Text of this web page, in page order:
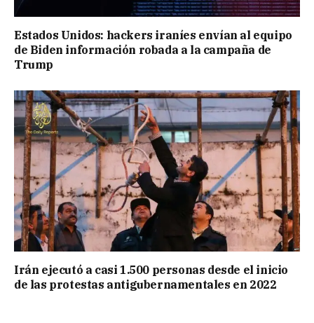
Estados Unidos: hackers iraníes envían al equipo
de Biden información robada a la campaña de
Trump
Irán ejecutó a casi 1.500 personas desde el inicio
de las protestas antigubernamentales en 2022